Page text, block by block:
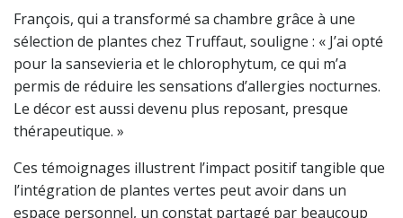
François, qui a transformé sa chambre grâce à une
sélection de plantes chez Truffaut, souligne : « J’ai opté
pour la sansevieria et le chlorophytum, ce qui m’a
permis de réduire les sensations d’allergies nocturnes.
Le décor est aussi devenu plus reposant, presque
thérapeutique. »
Ces témoignages illustrent l’impact positif tangible que
l’intégration de plantes vertes peut avoir dans un
espace personnel, un constat partagé par beaucoup